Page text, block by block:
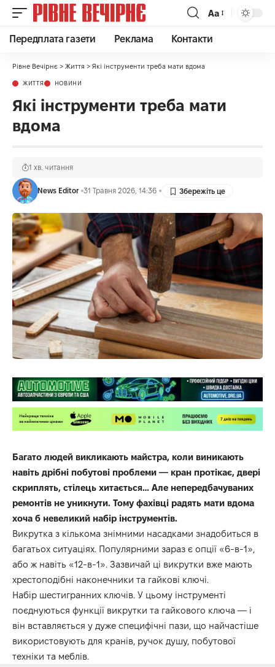
Аа
Передплата газети Реклама Контакти
Рівне Вечірнє > Життя > Які інструменти треба мати вдома
ЖИТТЯ НОВИНИ
Які інструменти треба мати
вдома
News Editor 31 Травня 2026, 14:36
1 хв. читання
Багато людей викликають майстра, коли виникають
навіть дрібні побутові проблеми — кран протікає, двері
скриплять, стілець хитається… Але непередбачуваних
ремонтів не уникнути. Тому фахівці радять мати вдома
хоча б невеликий набір інструментів.
Викрутка з кількома знімними насадками знадобиться в
багатьох ситуаціях. Популярними зараз є опції «6-в-1»,
або ж навіть «12-в-1». Зазвичай ці викрутки вже мають
хрестоподібні наконечники та гайкові ключі.
Набір шестигранних ключів. У цьому інструменті
поєднуються функції викрутки та гайкового ключа — і
він вставляється у дуже специфічні пази, що найчастіше
використовують для кранів, ручок душу, побутової
техніки та меблів.